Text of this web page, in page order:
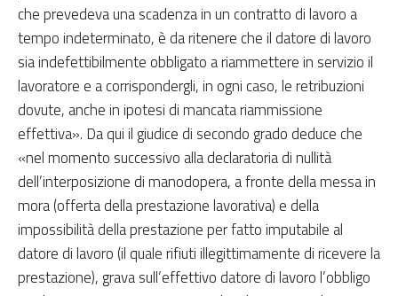
che prevedeva una scadenza in un contratto di lavoro a
tempo indeterminato, è da ritenere che il datore di lavoro
sia indefettibilmente obbligato a riammettere in servizio il
lavoratore e a corrispondergli, in ogni caso, le retribuzioni
dovute, anche in ipotesi di mancata riammissione
effettiva». Da qui il giudice di secondo grado deduce che
«nel momento successivo alla declaratoria di nullità
dell’interposizione di manodopera, a fronte della messa in
mora (offerta della prestazione lavorativa) e della
impossibilità della prestazione per fatto imputabile al
datore di lavoro (il quale rifiuti illegittimamente di ricevere la
prestazione), grava sull’effettivo datore di lavoro l’obbligo